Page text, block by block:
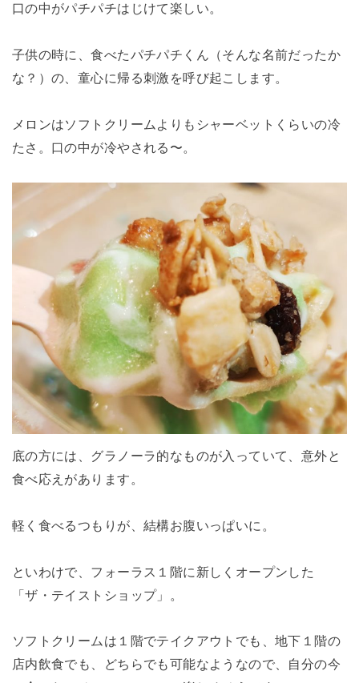
口の中がパチパチはじけて楽しい。
子供の時に、食べたパチパチくん（そんな名前だったか
な？）の、童心に帰る刺激を呼び起こします。
メロンはソフトクリームよりもシャーベットくらいの冷
たさ。口の中が冷やされる〜。
底の方には、グラノーラ的なものが入っていて、意外と
食べ応えがあります。
軽く食べるつもりが、結構お腹いっぱいに。
といわけで、フォーラス１階に新しくオープンした
「ザ・テイストショップ」。
ソフトクリームは１階でテイクアウトでも、地下１階の
店内飲食でも、どちらでも可能なようなので、自分の今